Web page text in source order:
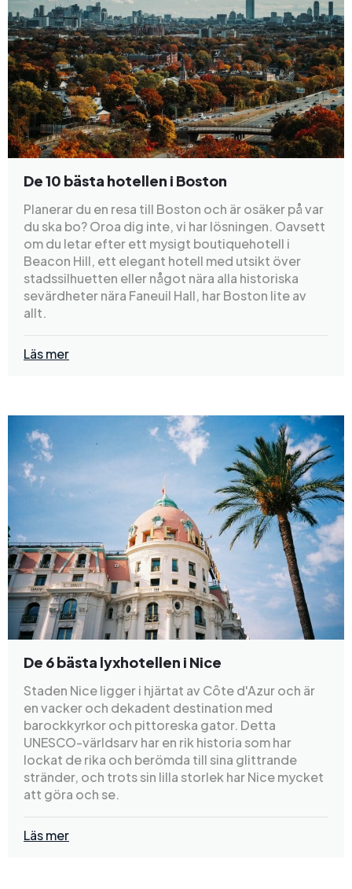
De 10 bästa hotellen i Boston
Planerar du en resa till Boston och är osäker på var
du ska bo? Oroa dig inte, vi har lösningen. Oavsett
om du letar efter ett mysigt boutiquehotell i
Beacon Hill, ett elegant hotell med utsikt över
stadssilhuetten eller något nära alla historiska
sevärdheter nära Faneuil Hall, har Boston lite av
allt.
Läs mer
De 6 bästa lyxhotellen i Nice
Staden Nice ligger i hjärtat av Côte d'Azur och är
en vacker och dekadent destination med
barockkyrkor och pittoreska gator. Detta
UNESCO-världsarv har en rik historia som har
lockat de rika och berömda till sina glittrande
stränder, och trots sin lilla storlek har Nice mycket
att göra och se.
Läs mer